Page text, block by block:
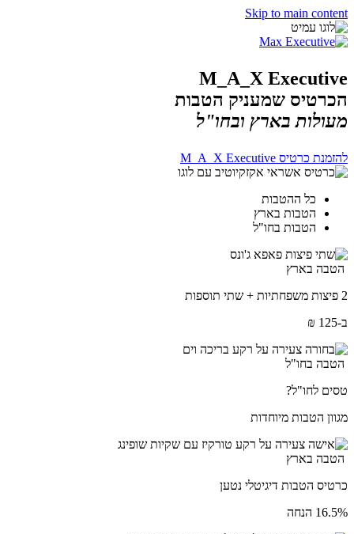
Skip to main content
M_A_X Executive
הכרטיס שמעניק הטבות
מעולות בארץ ובחו"ל
להזמנת כרטיס M_A_X Executive
כל ההטבות
הטבות בארץ
הטבות בחו"ל
הטבה בארץ
2 פיצות משפחתיות + שתי תוספות
ב-125 ₪
הטבה בחו"ל
טסים לחו"ל?
מגוון הטבות מיוחדות
הטבה בארץ
כרטיס הטבות דיגיטלי נטען
16.5% הנחה